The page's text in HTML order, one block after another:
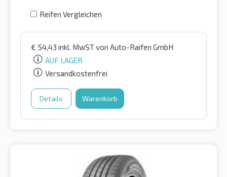
Reifen Vergleichen
€ 54,43 inkl. MwSTvon Auto-Raifen GmbH
AUF LAGER
Versandkostenfrei
Details Warenkorb